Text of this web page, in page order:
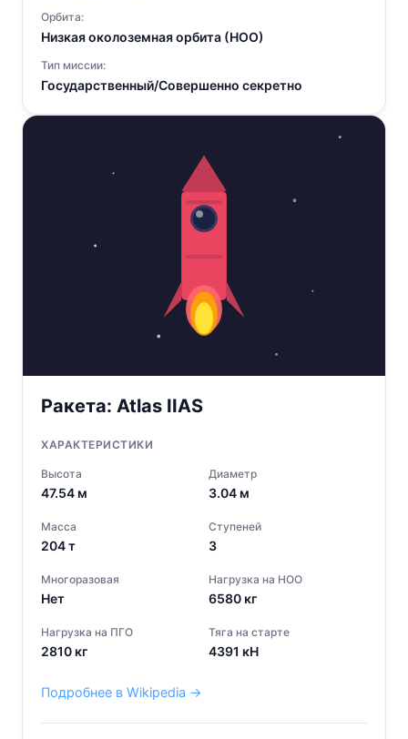
Орбита:
Низкая околоземная орбита (НОО)
Тип миссии:
Государственный/Совершенно секретно
Ракета: Atlas IIAS
ХАРАКТЕРИСТИКИ
Высота
47.54 м
Диаметр
3.04 м
Масса
204т
Ступеней
3
Многоразовая
Нет
Нагрузка на НОО
6580 кг
Нагрузка на ПГО
2810 кг
Тяга на старте
4391 кН
Подробнее в Wikipedia →